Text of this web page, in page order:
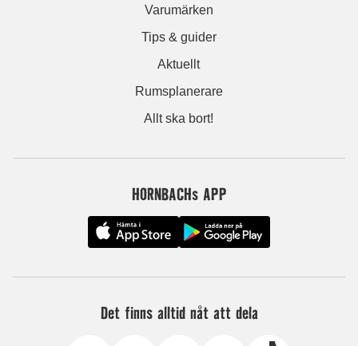
Varumärken
Tips & guider
Aktuellt
Rumsplanerare
Allt ska bort!
HORNBACHs APP
Det finns alltid nåt att dela